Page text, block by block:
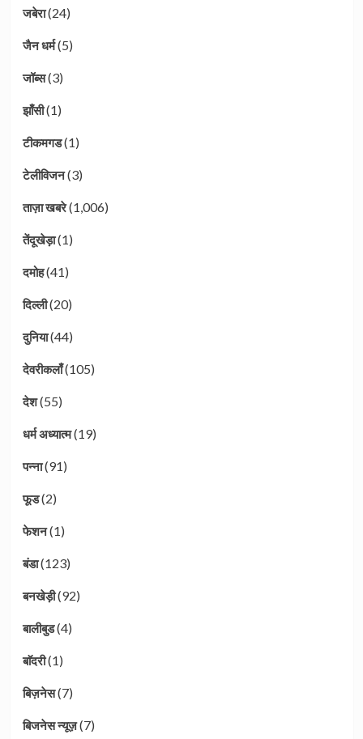
जबेरा(24)
जैन धर्म(5)
जॉब्स(3)
झाँसी(1)
टीकमगड(1)
टेलीविजन(3)
ताज़ा खबरे(1,006)
तेंदूखेड़ा(1)
दमोह(41)
दिल्ली(20)
दुनिया(44)
देवरीकलाँ(105)
देश(55)
धर्म अध्यात्म(19)
पन्ना(91)
फूड(2)
फेशन(1)
बंडा(123)
बनखेड़ी(92)
बालीबुड(4)
बाॅदरी(1)
बिज़नेस(7)
बिजनेस न्यूज़(7)